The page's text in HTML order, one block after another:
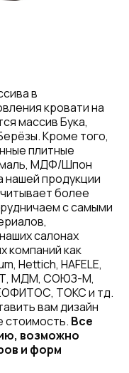
в
кровати на
массив Бука,
Кроме того,
плитные
МДФ/Шпон
нашей продукции
более
с самыми
салонах
компаний как
Hettich, HAFELE,
МДМ, СОЮЗ-М,
ТОКС и тд.
вам дизайн
стоимость. Все
возможно
и форм